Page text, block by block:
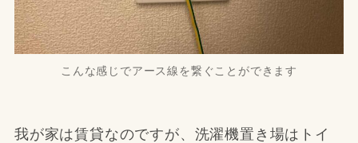
こんな感じでアース線を繋ぐことができます
我が家は賃貸なのですが、洗濯機置き場はトイ